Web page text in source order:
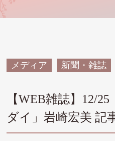
メディア 新聞・雑誌
【WEB雑誌】12/
ダイ」岩崎宏美 記